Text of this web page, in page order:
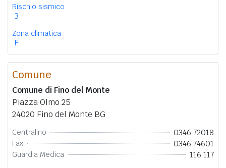
Rischio sismico
3
Zona climatica
F
Comune
Comune di Fino del Monte
Piazza Olmo 25
24020 Fino del Monte BG
Centralino 0346 72018
Fax 0346 74601
Guardia Medica 116 117